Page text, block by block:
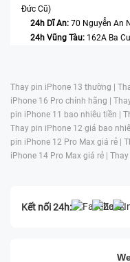
Đức Cũ)
24h Dĩ An: 70 Nguyễn An
24h Vũng Tàu: 162A Ba
Thay pin iPhone 13 thường |
iPhone 16 Pro chính hãng |
pin iPhone 11 bao nhiêu tiền |
Thay pin iPhone 12 giá bao
pin iPhone 12 Pro Max giá rẻ |
iPhone 14 Pro Max giá rẻ | Thay
Kết nối 24h: